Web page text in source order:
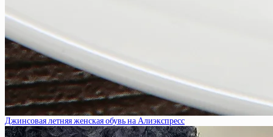
Джинсовая летняя женская обувь на Алиэкспресс